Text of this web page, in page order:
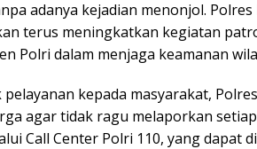
adanya kejadian menonjol.
terus meningkatkan kegiatan
Polri dalam menjaga keamanan
kepada masyarakat,
agar tidak ragu melaporkan
Call Center Polri 110, yang dapat